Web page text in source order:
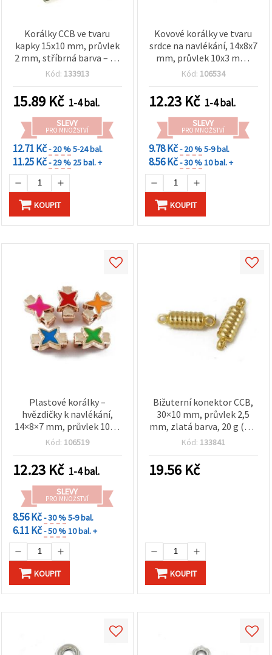
Korálky CCB ve tvaru
kapky 15x10 mm, průvlek
2 mm, stříbrná barva – 20
g
Kód: 133913
15.89 Kč 1-4 bal.
SLEVY
PRO MNOŽSTVÍ
12.71 Kč- 20 %5-24 bal.
11.25 Kč- 29 % 25 bal. +
KOUPIT
Kovové korálky ve tvaru
srdce na navlékání, 14x8x7
mm, průvlek 10x3 mm,
mix barev – 5 ks
Kód: 106534
12.23 Kč 1-4 bal.
SLEVY
PRO MNOŽSTVÍ
9.78 Kč- 20 %5-9 bal.
8.56 Kč- 30 %10 bal. +
KOUPIT
Plastové korálky –
hvězdičky k navlékání,
14×8×7 mm, průvlek 10×3
mm, mix barev – balení 5
Kód: 106519
12.23 Kč 1-4 bal.
SLEVY
PRO MNOŽSTVÍ
8.56 Kč- 30 %5-9 bal.
6.11 Kč- 50 %10 bal. +
KOUPIT
Bižuterní konektor CCB,
30×10 mm, průvlek 2,5
mm, zlatá barva, 20 g (cca
11 ks)
Kód: 133841
19.56 Kč
KOUPIT